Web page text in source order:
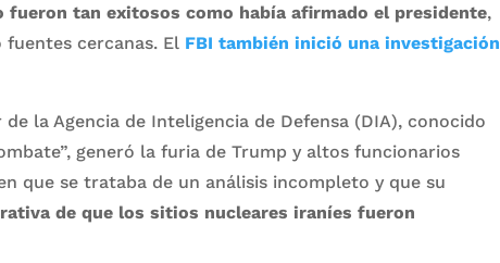
fueron tan exitosos como había afirmado el presidente,
cercanas. El FBI también inició una investigación
la Agencia de Inteligencia de Defensa (DIA), conocido
generó la furia de Trump y altos funcionarios
que se trataba de un análisis incompleto y que su
de que los sitios nucleares iraníes fueron